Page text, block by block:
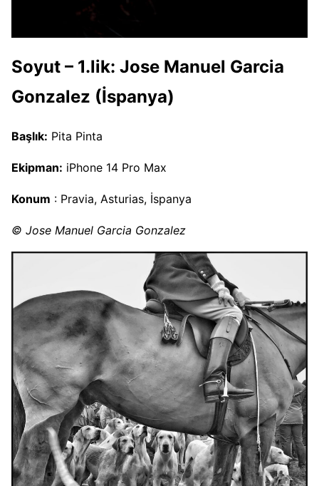
Soyut – 1.lik: Jose Manuel Garcia
Gonzalez (İspanya)
Başlık: Pita Pinta
Ekipman: iPhone 14 Pro Max
Konum : Pravia, Asturias, İspanya
© Jose Manuel Garcia Gonzalez